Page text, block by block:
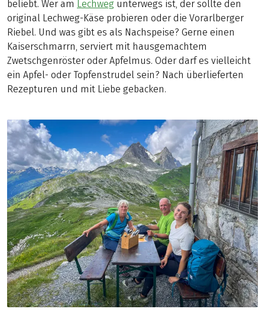
beliebt. Wer am Lechweg unterwegs ist, der sollte den
original Lechweg-Käse probieren oder die Vorarlberger
Riebel. Und was gibt es als Nachspeise? Gerne einen
Kaiserschmarrn, serviert mit hausgemachtem
Zwetschgenröster oder Apfelmus. Oder darf es vielleicht
ein Apfel- oder Topfenstrudel sein? Nach überlieferten
Rezepturen und mit Liebe gebacken.